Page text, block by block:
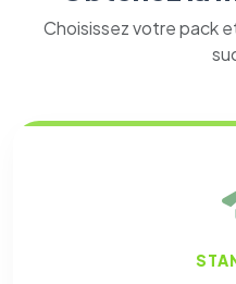
Choisissez votre pack